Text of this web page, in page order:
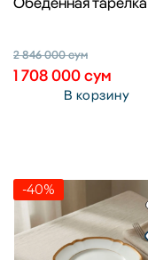
2 846 000сум
1 708 000сум
В корзину
-40%